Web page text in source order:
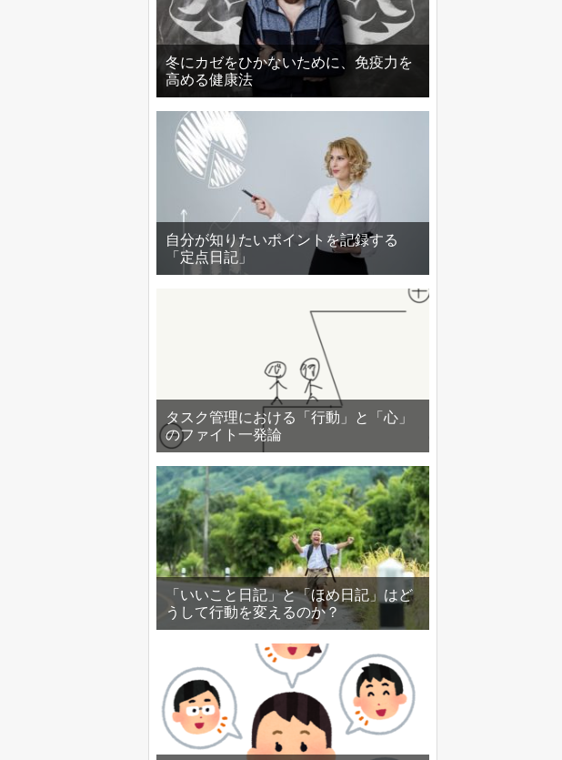
冬にカゼをひかないために、免疫力を
高める健康法
自分が知りたいポイントを記録する
「定点日記」
タスク管理における「行動」と「心」
のファイト一発論
「いいこと日記」と「ほめ日記」はど
うして行動を変えるのか？